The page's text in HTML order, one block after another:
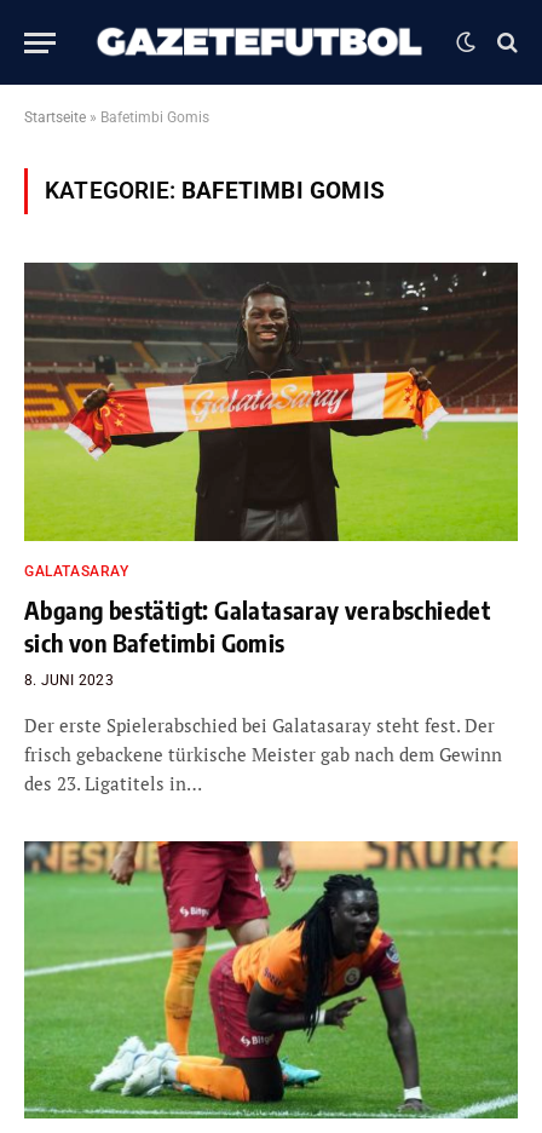
Startseite » Bafetimbi Gomis
KATEGORIE: BAFETIMBI GOMIS
GALATASARAY
Abgang bestätigt: Galatasaray verabschiedet
sich von Bafetimbi Gomis
8. JUNI 2023
Der erste Spielerabschied bei Galatasaray steht fest. Der
frisch gebackene türkische Meister gab nach dem Gewinn
des 23. Ligatitels in…